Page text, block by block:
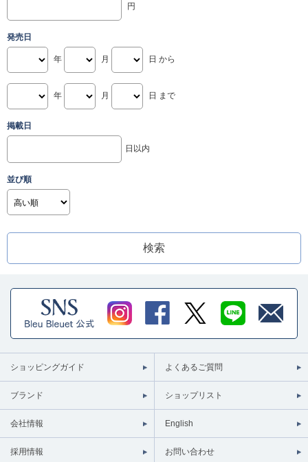
円
発売日
年 月 日 から
年 月 日 まで
掲載日
日以内
並び順
ショッピングガイド よくあるご質問
ブランド ショップリスト
会社情報 English
採用情報 お問い合わせ